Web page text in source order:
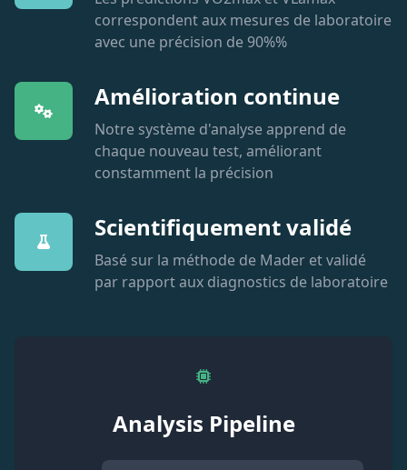
correspondent aux mesures de laboratoire
avec une précision de 90%%
Amélioration continue
Notre système d'analyse apprend de
chaque nouveau test, améliorant
constamment la précision
Scientifiquement validé
Basé sur la méthode de Mader et validé
par rapport aux diagnostics de laboratoire
Analysis Pipeline